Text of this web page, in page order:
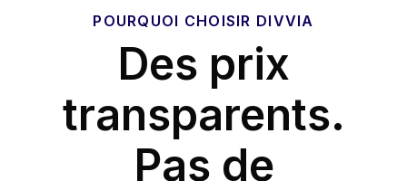
POURQUOI CHOISIR DIVVIA
Des prix
transparents.
Pas de